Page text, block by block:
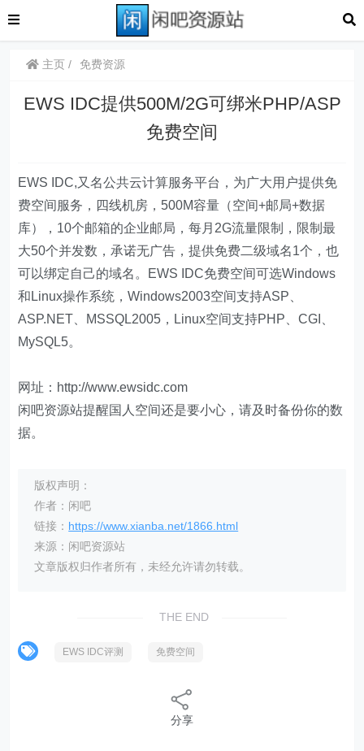
主页 免费资源
EWS IDC提供500M/2G可绑米PHP/ASP
免费空间
EWS IDC,又名公共云计算服务平台，为广大用户提供免
费空间服务，四线机房，500M容量（空间+邮局+数据
库），10个邮箱的企业邮局，每月2G流量限制，限制最
大50个并发数，承诺无广告，提供免费二级域名1个，也
可以绑定自己的域名。EWS IDC免费空间可选Windows
和Linux操作系统，Windows2003空间支持ASP、
ASP.NET、MSSQL2005，Linux空间支持PHP、CGI、
MySQL5。
网址：http://www.ewsidc.com
闲吧资源站提醒国人空间还是要小心，请及时备份你的数
据。
版权声明：
作者：闲吧
链接： https://www.xianba.net/1866.html
来源：闲吧资源站
文章版权归作者所有，未经允许请勿转载。
THE END
EWS IDC评测 免费空间
分享